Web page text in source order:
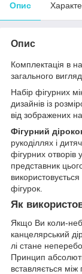
Опис
Опис
Комплектація в
загального
Набір фігурних
дизайнів із
від зображених
Фігурний
рукоділлях і
фігурних отворів
представник
фігурок.
Як
Якщо Ви коли-
канцелярський
лі стане
Принцип
вставляється